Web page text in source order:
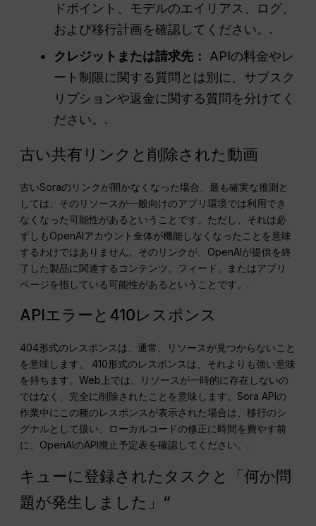
ドポイント、モデルのエイリアス、ログ、
および移行計画を確認してください。.
クレジットまたは請求先：
APIの料金やレ
ート制限に関する質問とは別に、サブスク
リプションや返金に関する質問を分けてく
ださい。.
古い共有リンクと削除された動画
古いSoraのリンクが開かなくなった場合、最も確実な推測と
しては、そのリソースが一般向けのアプリ環境では利用でき
なくなった可能性があるということです。ただし、それは必
ずしもOpenAIアカウント全体が機能しなくなったことを意味
するわけではありません。そのリンクが、OpenAIが提供を終
了した製品に関連するコンテンツ、フィード、またはアプリ
ページを指している可能性があるということです。.
APIエラーと410レスポンス
404形式のレスポンスは、通常、リソースが見つからないこと
を意味します。 410形式のレスポンスは、それよりも強い意味
を持ちます。Web上では、リソースが一時的に存在しないの
ではなく、完全に削除されたことを意味します。Sora APIの
作業中にこの種のレスポンスが表示された場合は、移行のシ
グナルとして扱い、ローカルコードの修正に時間を費やす前
に、OpenAIのAPI廃止予定表を確認してください。.
キューに登録されたタスクと「何か問
題が発生しました」“